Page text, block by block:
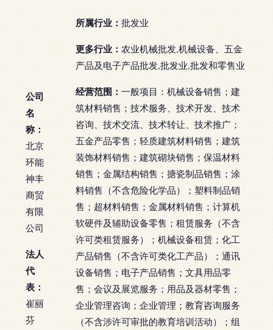
公司
名
称：
北京
环能
神丰
商贸
有限
公司
法人
代
表：
崔丽
芬
所属行业： 批发业
更多行业： 农业机械批发,机械设备、五金
产品及电子产品批发,批发业,批发和零售业
经营范围： 一般项目：机械设备销售；建
筑材料销售；技术服务、技术开发、技术
咨询、技术交流、技术转让、技术推广；
五金产品零售；轻质建筑材料销售；建筑
装饰材料销售；建筑砌块销售；保温材料
销售；金属结构销售；搪瓷制品销售；涂
料销售（不含危险化学品）；塑料制品销
售；超材料销售；金属材料销售；计算机
软硬件及辅助设备零售；租赁服务（不含
许可类租赁服务）；机械设备租赁；化工
产品销售（不含许可类化工产品）；通讯
设备销售；电子产品销售；文具用品零
售；会议及展览服务；用品及器材零售；
企业管理咨询；企业管理；教育咨询服务
（不含涉许可审批的教育培训活动）；组